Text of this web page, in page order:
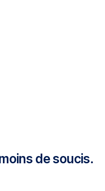
de soucis.